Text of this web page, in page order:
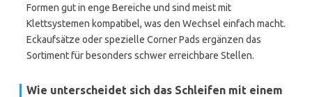
Formen gut in enge Bereiche und sind meist mit
Klettsystemen kompatibel, was den Wechsel einfach macht.
Eckaufsätze oder spezielle Corner Pads ergänzen das
Sortiment für besonders schwer erreichbare Stellen.
Wie unterscheidet sich das Schleifen mit einem